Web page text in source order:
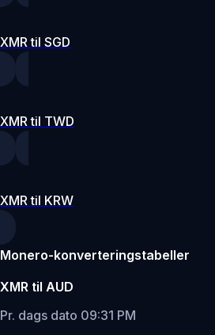
XMR til SGD
XMR til TWD
XMR til KRW
Monero-konverteringstabeller
XMR til AUD
Pr. dags dato 09:31 PM